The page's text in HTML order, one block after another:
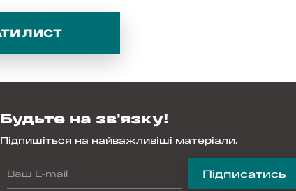
ЛИСТ
Будьте на зв'язку!
Підпишіться на найважливіші матеріали.
Підписатись